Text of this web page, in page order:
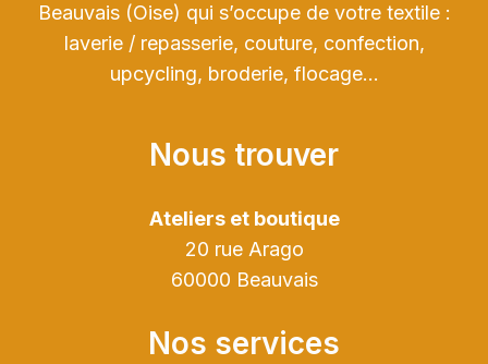
Beauvais (Oise) qui s’occupe de votre textile :
laverie / repasserie, couture, confection,
upcycling, broderie, flocage…
Nous trouver
Ateliers et boutique
20 rue Arago
60000 Beauvais
Nos services